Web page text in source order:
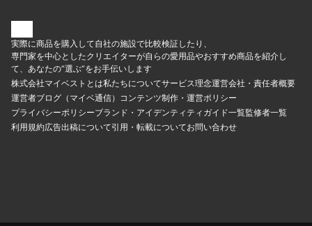
実際に商品を購入して自社の施設で比較検証したり、
専門家を中心としたクリエイターが自らの愛用品やおすすめ商品を紹介し
て、あなたの“選ぶ”をお手伝いします
株式会社マイベストとは私たちについてサービス理念運営会社・責任者概要
運営者ブログ（マイベ通信） コンテンツ制作・運営ポリシー
プライバシーポリシーブランド・アイデンティティ ガイド一覧監修者一覧
利用規約広告出稿について引用・転載についてお問い合わせ